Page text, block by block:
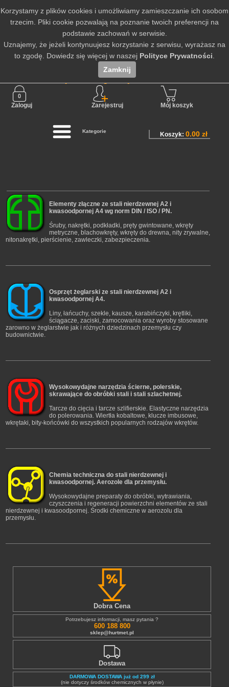
Nie jesteś zalogowany
Zaloguj Zarejestruj Mój koszyk
Kategorie
Elementy złączne ze stali nierdzewnej A2 i
kwasoodpornej A4 wg norm DIN / ISO / PN.
Śruby, nakrętki, podkładki, pręty gwintowane, wkręty
metryczne, blachowkręty, wkręty do drewna, nity zrywalne,
nitonakrętki, pierścienie, zawleczki, zabezpieczenia.
Osprzęt żeglarski ze stali nierdzewnej A2 i
kwasoodpornej A4.
Liny, łańcuchy, szekle, kausze, karabińczyki, krętliki,
ściągacze, zaciski, zamocowania oraz wyroby stosowane
zarowno w żeglarstwie jak i różnych dziedzinach przemysłu czy
budownictwie.
Wysokowydajne narzędzia ścierne, polerskie,
skrawające do obróbki stali i stali szlachetnej.
Tarcze do cięcia i tarcze szlifierskie. Elastyczne narzędzia
do polerowania. Wiertła kobaltowe, klucze imbusowe,
wkrętaki, bity-końcówki do wszystkich popularnych rodzajów wkrętów.
Chemia techniczna do stali nierdzewnej i
kwasoodpornej. Aerozole dla przemysłu.
Wysokowydajne preparaty do obróbki, wytrawiania,
czyszczenia i regeneracji powierzchni elementów ze stali
nierdzewnej i kwasoodpornej. Środki chemiczne w aerozolu dla
przemysłu.
Dobra Cena
Potrzebujesz informacji, masz pytania ?
600 188 800
sklep@hurtmet.pl
Dostawa
DARMOWA DOSTAWA już od 299 zł
(nie dotyczy środków chemicznych w płynie)
Koszyk:0.00 zł
Korzystamy z plików cookies i umożliwiamy zamieszczanie ich osobom
trzecim. Pliki cookie pozwalają na poznanie twoich preferencji na
podstawie zachowań w serwisie.
Uznajemy, że jeżeli kontynuujesz korzystanie z serwisu, wyrażasz na
to zgodę. Dowiedz się więcej w naszej Polityce Prywatności
Zamknij